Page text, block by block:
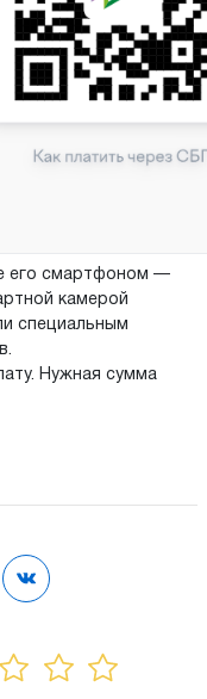
его смартфоном —
камерой
специальным
Нужная сумма